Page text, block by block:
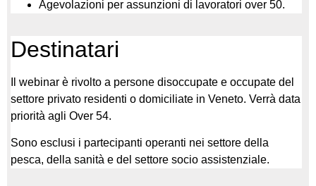
Agevolazioni per assunzioni di lavoratori over 50.
Destinatari
Il webinar è rivolto a persone disoccupate e occupate del
settore privato residenti o domiciliate in Veneto. Verrà data
priorità agli Over 54.
Sono esclusi i partecipanti operanti nei settore della
pesca, della sanità e del settore socio assistenziale.